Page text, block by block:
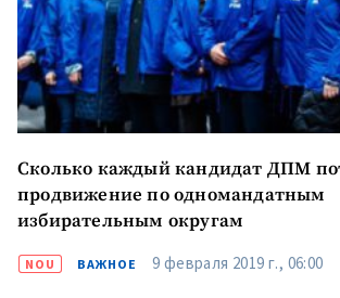
Сколько каждый кандидат ДПМ
продвижение по одномандатным
избирательным округам
NOU ВАЖНОЕ 9 февраля 2019 г., 06:00